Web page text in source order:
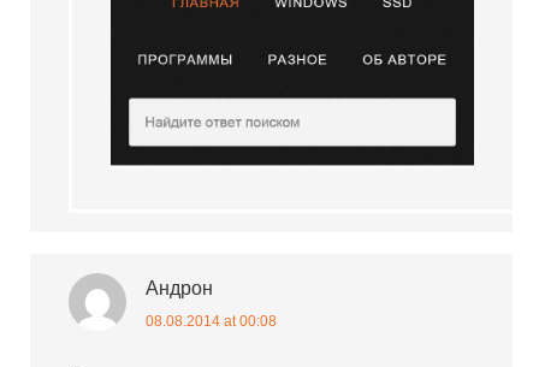
Андрон
08.08.2014 at 00:08